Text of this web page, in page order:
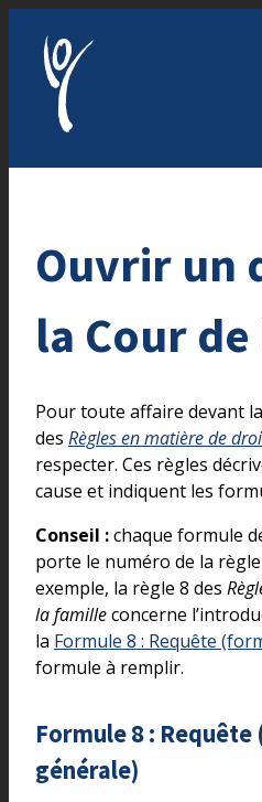
Ouvrir un
la Cour
Pour toute affaire devant
des Règles en matière de
respecter. Ces règles
cause et indiquent les
Conseil :chaque formule
porte le numéro de la
exemple, la règle 8 des
la familleconcerne
la Formule 8 : Requête
formule à remplir.
Formule 8 :
générale)